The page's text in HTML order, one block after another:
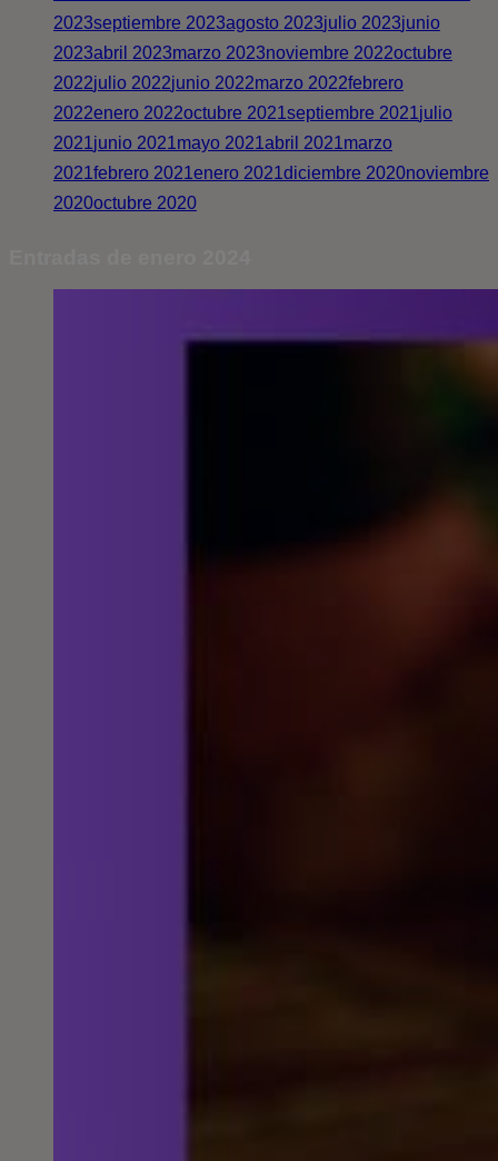
2023septiembre 2023agosto 2023julio 2023junio
2023abril 2023marzo 2023noviembre 2022octubre
2022julio 2022junio 2022marzo 2022febrero
2022enero 2022octubre 2021septiembre 2021julio
2021junio 2021mayo 2021abril 2021marzo
2021febrero 2021enero 2021diciembre 2020noviembre
2020octubre 2020